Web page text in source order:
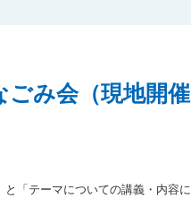
み会（現地開催
「テーマについての講義・内容に